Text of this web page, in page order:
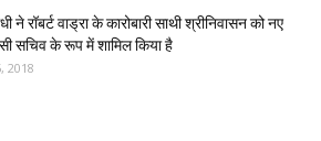
ने रॉबर्ट वाड्रा के कारोबारी साथी श्रीनिवासन को नए
सचिव के रूप में शामिल किया है
2018